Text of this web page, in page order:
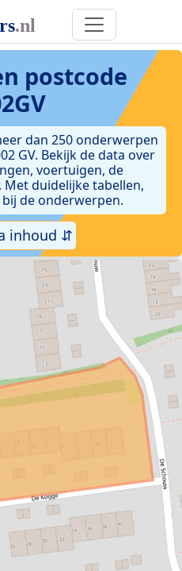
postcode
dan 250 onderwerpen
GV. Bekijk de data over
voertuigen, de
Met duidelijke tabellen,
de onderwerpen.
inhoud ⇵